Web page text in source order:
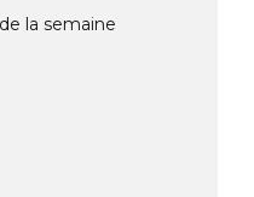
la semaine